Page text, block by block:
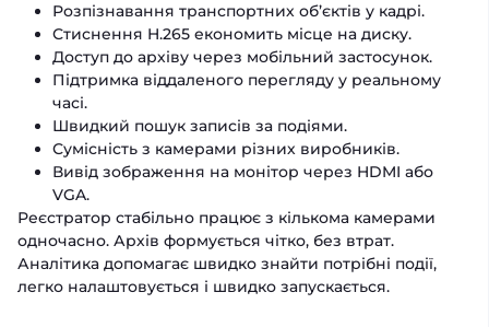
Розпізнавання транспортних об’єктів у кадрі.
Стиснення H.265 економить місце на диску.
Доступ до архіву через мобільний застосунок.
Підтримка віддаленого перегляду у реальному
часі.
Швидкий пошук записів за подіями.
Сумісність з камерами різних виробників.
Вивід зображення на монітор через HDMI або
VGA.
Реєстратор стабільно працює з кількома камерами
одночасно. Архів формується чітко, без втрат.
Аналітика допомагає швидко знайти потрібні події,
легко налаштовується і швидко запускається.